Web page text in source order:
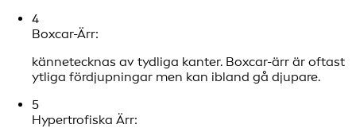
4
Boxcar-Ärr:
kännetecknas av tydliga kanter. Boxcar-ärr är oftast
ytliga fördjupningar men kan ibland gå djupare.
5
Hypertrofiska Ärr: